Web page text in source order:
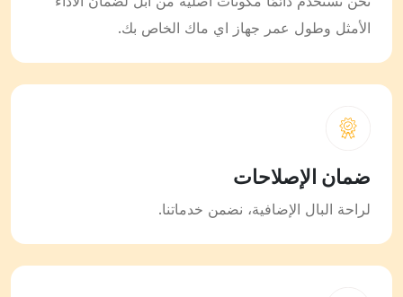
الأمثل وطول عمر جهاز اي ماك الخاص بك.
ضمان الإصلاحات
لراحة البال الإضافية، نضمن خدماتنا.